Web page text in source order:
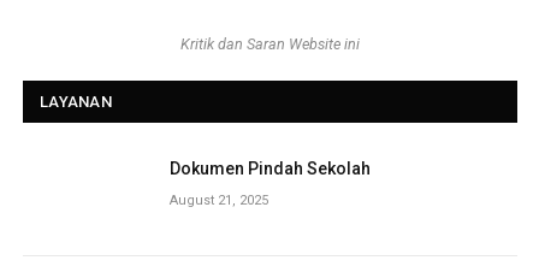
Kritik dan Saran Website ini
LAYANAN
Dokumen Pindah Sekolah
August 21, 2025